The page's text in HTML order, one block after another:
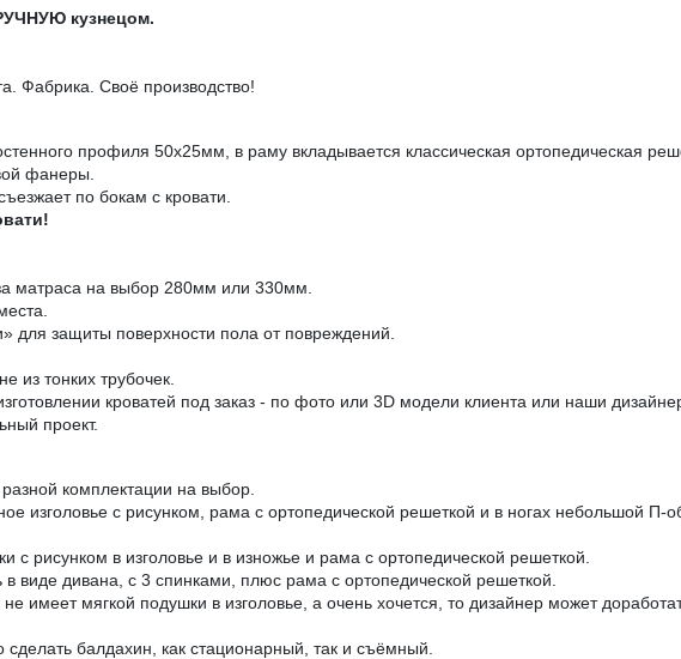
кузнецом.
Фабрика. Своё производство!
профиля 50х25мм, в раму вкладывается классическая ортопедическая
фанеры.
по бокам с кровати.
матраса на выбор 280мм или 330мм.
для защиты поверхности пола от повреждений.
из тонких трубочек.
кроватей под заказ - по фото или 3D модели клиента или наши
проект.
комплектации на выбор.
изголовье с рисунком, рама с ортопедической решеткой и в ногах небольшой П-
с рисунком в изголовье и в изножье и рама с ортопедической решеткой.
виде дивана, с 3 спинками, плюс рама с ортопедической решеткой.
имеет мягкой подушки в изголовье, а очень хочется, то дизайнер может
балдахин, как стационарный, так и съёмный.